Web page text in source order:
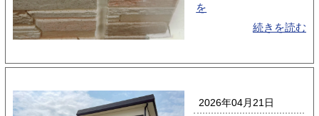
を
続きを読む
2026年04月21日